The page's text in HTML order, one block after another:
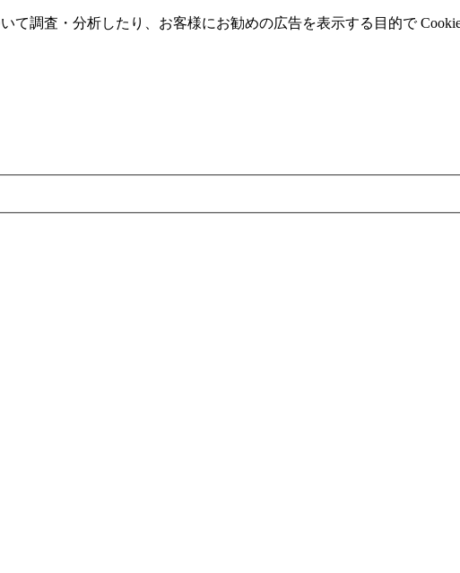
て調査・分析したり、お客様にお勧めの広告を表⽰する⽬的で